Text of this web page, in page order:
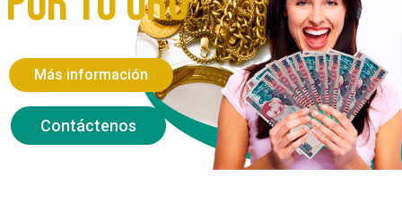
Contáctenos
Más información